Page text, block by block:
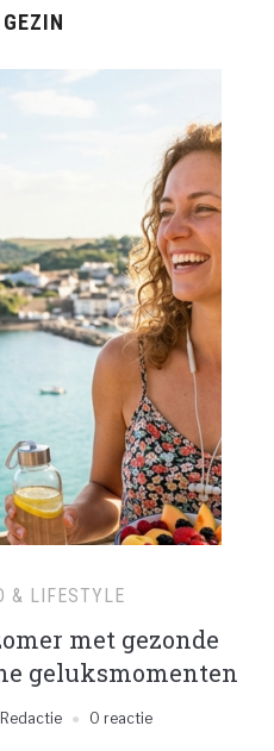
GEZIN
& LIFESTYLE
met gezonde
geluksmomenten
Redactie 0 reactie